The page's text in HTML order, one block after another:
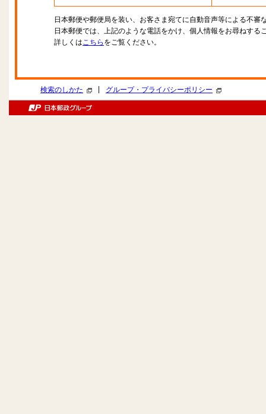
日本郵便や郵便局を装い、お客さま宛てに自動音声等による不審
日本郵便では、上記のような電話をかけ、個人情報をお尋ねする
詳しくはこちら をご覧ください。
検索のしかた グループ・プライバシーポリシー